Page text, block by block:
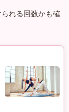
れる回数かも確